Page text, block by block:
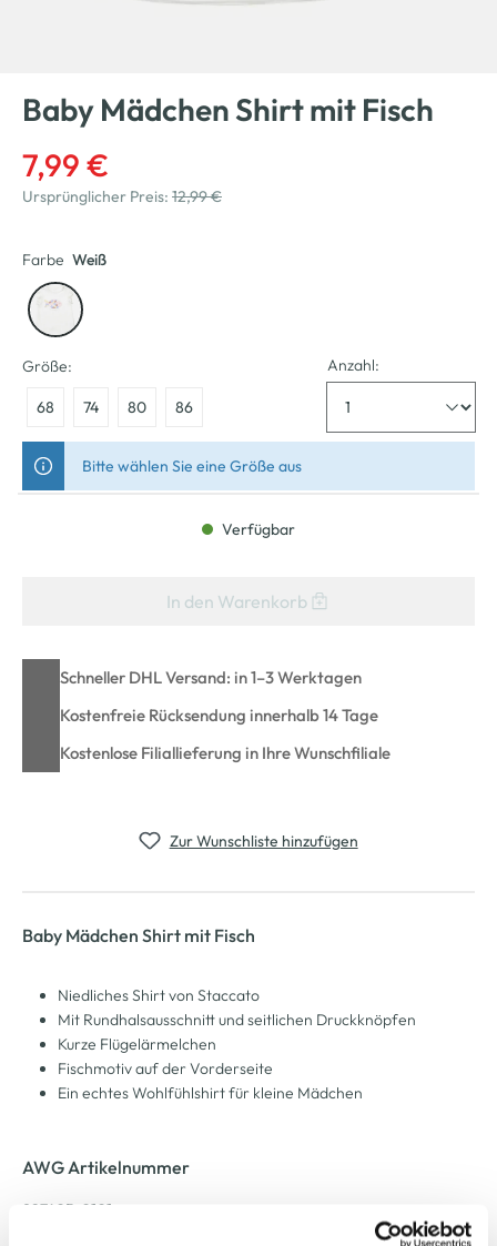
Baby Mädchen Shirt mit Fisch
7,99 €
Ursprünglicher Preis: 12,99 €
Farbe Weiß
Größe:
68 74 80 86
Anzahl:
Bitte wählen Sie eine Größe aus
Verfügbar
In den Warenkorb
Schneller DHL Versand: in 1–3 Werktagen
Kostenfreie Rücksendung innerhalb 14 Tage
Kostenlose Filiallieferung in Ihre Wunschfiliale
Zur Wunschliste hinzufügen
Baby Mädchen Shirt mit Fisch
Niedliches Shirt von Staccato
Mit Rundhalsausschnitt und seitlichen Druckknöpfen
Kurze Flügelärmelchen
Fischmotiv auf der Vorderseite
Ein echtes Wohlfühlshirt für kleine Mädchen
AWG Artikelnummer
927405-0101